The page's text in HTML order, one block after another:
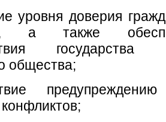
уровня доверия
а также
общества;